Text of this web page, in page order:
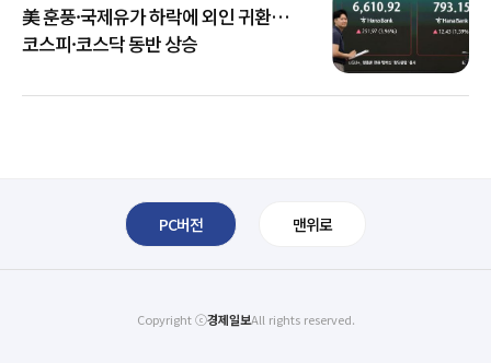
美 훈풍·국제유가 하락에 외인 귀환…
코스피·코스닥 동반 상승
PC버전 맨위로
Copyright ⓒ경제일보All rights reserved.